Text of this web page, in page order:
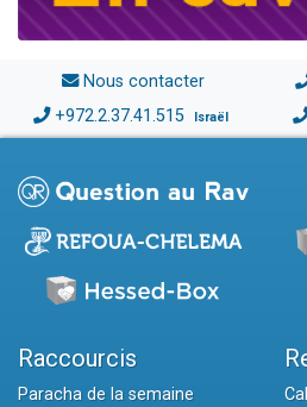
Nous contacter
+972.2.37.41.515 Israël
Raccourcis
Paracha de la semaine